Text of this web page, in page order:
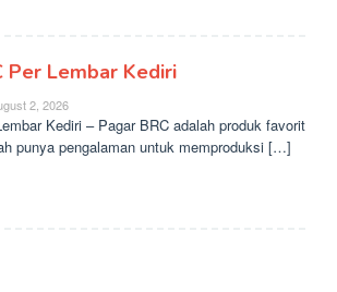
Per Lembar Kediri
2, 2026
Kediri – Pagar BRC adalah produk favorit
punya pengalaman untuk memproduksi […]